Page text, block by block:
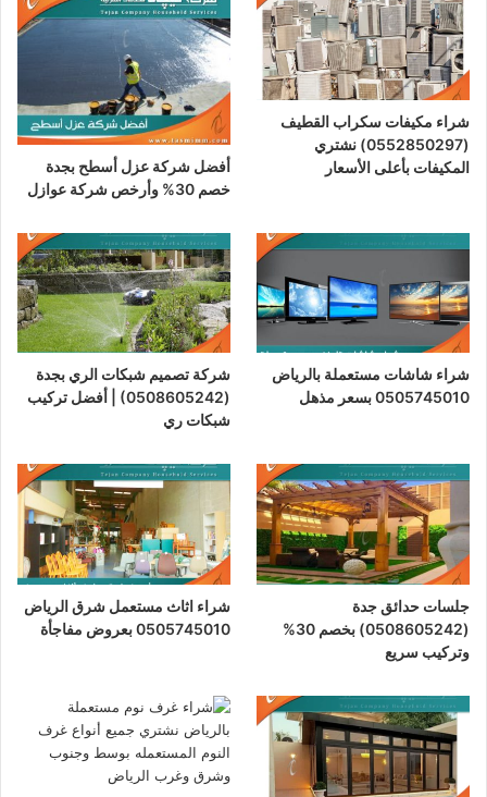
شراء مكيفات سكراب القطيف
(0552850297) نشتري
المكيفات بأعلى الأسعار
أفضل شركة عزل أسطح بجدة
خصم 30% وأرخص شركة عوازل
شراء شاشات مستعملة بالرياض
0505745010 بسعر مذهل
شركة تصميم شبكات الري بجدة
(0508605242) | أفضل تركيب
شبكات ري
جلسات حدائق جدة
(0508605242) بخصم 30%
وتركيب سريع
شراء اثاث مستعمل شرق الرياض
0505745010 بعروض مفاجأة